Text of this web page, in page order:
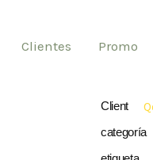
Clientes Promo
Client
categoría